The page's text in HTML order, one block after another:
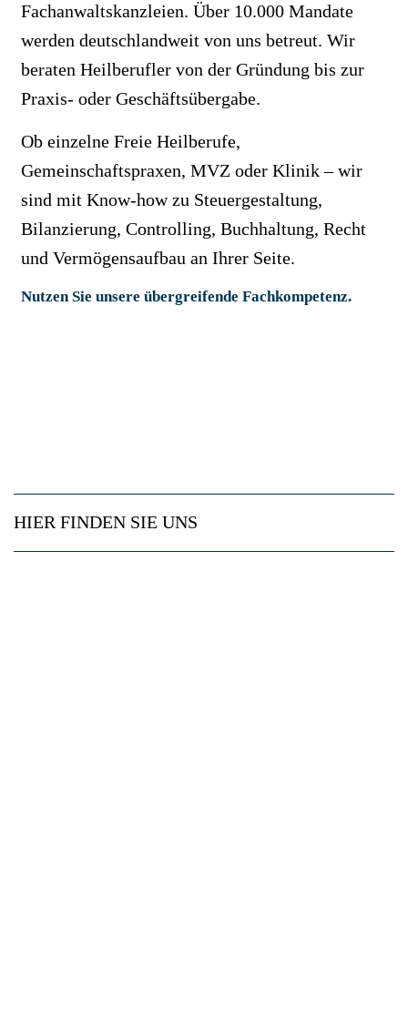
Fachanwaltskanzleien. Über 10.000 Mandate
werden deutschlandweit von uns betreut. Wir
beraten Heilberufler von der Gründung bis zur
Praxis- oder Geschäftsübergabe.
Ob einzelne Freie Heilberufe,
Gemeinschaftspraxen, MVZ oder Klinik – wir
sind mit Know-how zu Steuergestaltung,
Bilanzierung, Controlling, Buchhaltung, Recht
und Vermögensaufbau an Ihrer Seite.
Nutzen Sie unsere übergreifende Fachkompetenz.
HIER FINDEN SIE UNS